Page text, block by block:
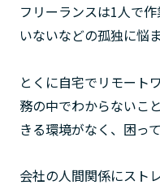
フリーランスは1人で
いないなどの孤独に悩
とくに自宅でリモート
務の中でわからないこ
きる環境がなく、困っ
会社の人間関係にスト